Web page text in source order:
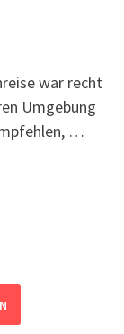
war recht
Umgebung
…